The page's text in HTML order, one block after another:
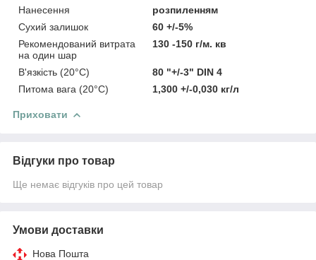
Нанесення
розпиленням
Сухий залишок
60 +/-5%
Рекомендований витрата
на один шар
130 -150 г/м. кв
В'язкість (20°C)
80 "+/-3" DIN 4
Питома вага (20°C)
1,300 +/-0,030 кг/л
Приховати
Відгуки про товар
Ще немає відгуків про цей товар
Умови доставки
Нова Пошта